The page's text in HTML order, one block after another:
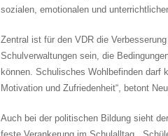
sozialen, emotionalen und
Zentral ist für den VDR die
Schulverwaltungen sein, die
können. Schulisches Wohlbefinden darf
Motivation und Zufriedenheit“, betont
Auch bei der politischen Bildung sieht